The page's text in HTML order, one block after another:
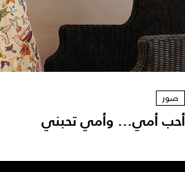
صور
أحب أمي... وأمي تحبني